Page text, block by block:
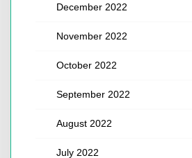
December 2022
November 2022
October 2022
September 2022
August 2022
July 2022